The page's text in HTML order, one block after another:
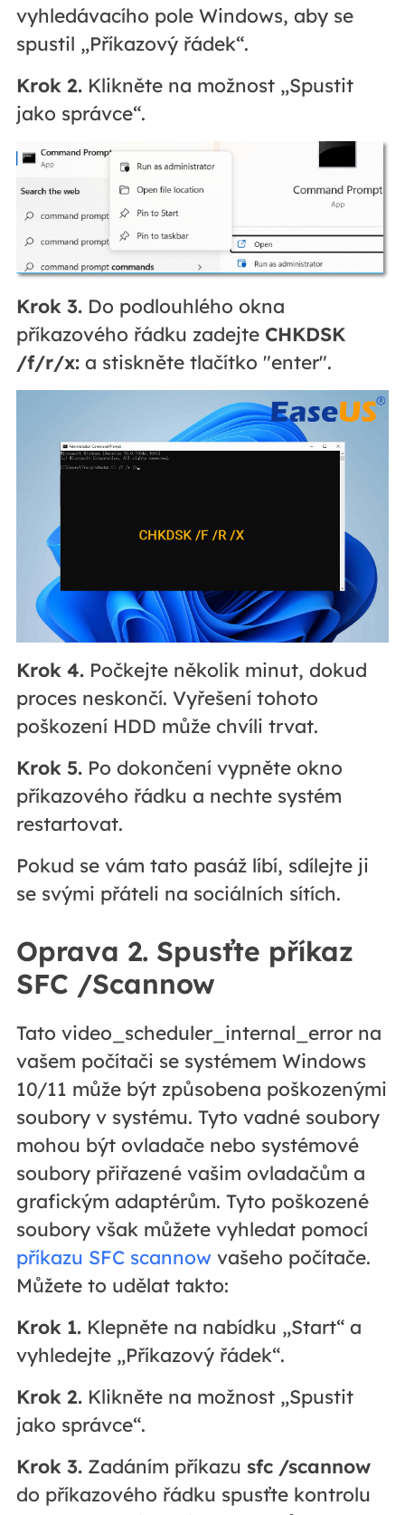
vyhledávacího pole Windows, aby se
spustil „Příkazový řádek“.
Krok 2.Klikněte na možnost „Spustit
jako správce“.
Krok 3.Do podlouhlého okna
příkazového řádku zadejte CHKDSK
/f/r/x:a stiskněte tlačítko "enter".
Krok 4.Počkejte několik minut, dokud
proces neskončí. Vyřešení tohoto
poškození HDD může chvíli trvat.
Krok 5.Po dokončení vypněte okno
příkazového řádku a nechte systém
restartovat.
Pokud se vám tato pasáž líbí, sdílejte ji
se svými přáteli na sociálních sítích.
Oprava 2. Spusťte příkaz
SFC /Scannow
Tato video_scheduler_internal_error na
vašem počítači se systémem Windows
10/11 může být způsobena poškozenými
soubory v systému. Tyto vadné soubory
mohou být ovladače nebo systémové
soubory přiřazené vašim ovladačům a
grafickým adaptérům. Tyto poškozené
soubory však můžete vyhledat pomocí
příkazu SFC scannowvašeho počítače.
Můžete to udělat takto:
Krok 1.Klepněte na nabídku „Start“ a
vyhledejte „Příkazový řádek“.
Krok 2.Klikněte na možnost „Spustit
jako správce“.
Krok 3.Zadáním příkazu sfc /scannow
do příkazového řádku spusťte kontrolu